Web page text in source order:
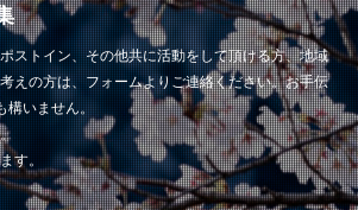
ストイン、その他共に活動をして頂ける方、地域
えの方は、フォームよりご連絡ください。お手伝
構いません。
す。